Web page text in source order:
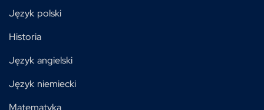
Język polski
Historia
Język angielski
Język niemiecki
Matematyka